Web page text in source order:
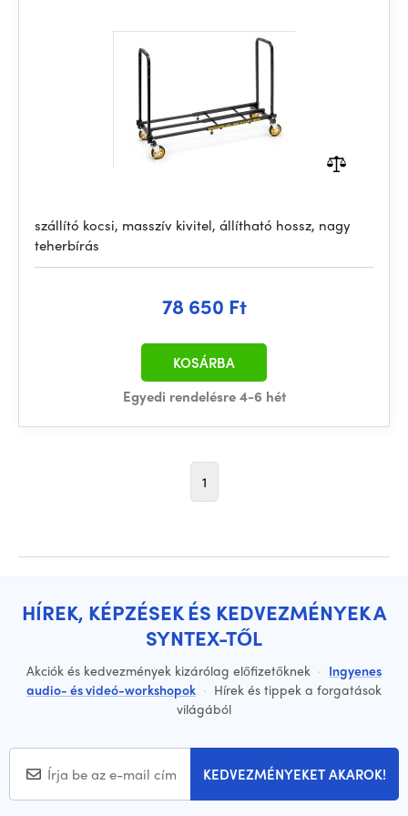
szállító kocsi, masszív kivitel, állítható hossz, nagy
teherbírás
78 650 Ft
Egyedi rendelésre 4-6 hét
KOSÁRBA
1
HÍREK, KÉPZÉSEK ÉS KEDVEZMÉNYEK A
SYNTEX-TŐL
Akciók és kedvezmények kizárólag előfizetőknek · Ingyenes
audio- és videó-workshopok · Hírek és tippek a forgatások
világából
KEDVEZMÉNYEKET AKAROK!